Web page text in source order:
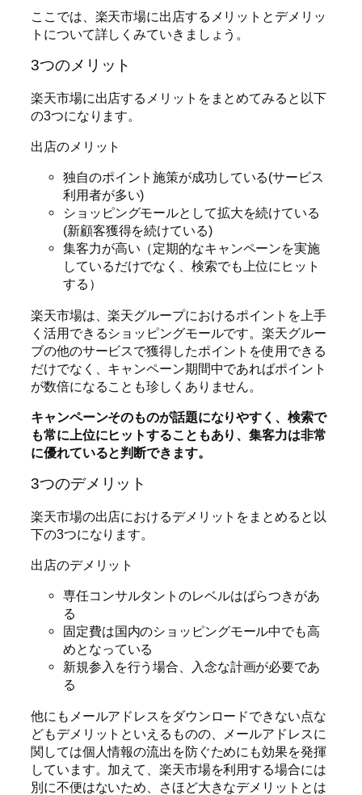
ここでは、楽天市場に出店するメリットとデメリッ
トについて詳しくみていきましょう。
3つのメリット
楽天市場に出店するメリットをまとめてみると以下
の3つになります。
出店のメリット
独自のポイント施策が成功している(サービス
利用者が多い)
ショッピングモールとして拡大を続けている
(新顧客獲得を続けている)
集客力が高い（定期的なキャンペーンを実施
しているだけでなく、検索でも上位にヒット
する）
楽天市場は、楽天グループにおけるポイントを上手
く活用できるショッピングモールです。楽天グルー
ブの他のサービスで獲得したポイントを使用できる
だけでなく、キャンペーン期間中であればポイント
が数倍になることも珍しくありません。
キャンペーンそのものが話題になりやすく、検索で
も常に上位にヒットすることもあり、集客力は非常
に優れていると判断できます。
3つのデメリット
楽天市場の出店におけるデメリットをまとめると以
下の3つになります。
出店のデメリット
専任コンサルタントのレベルはばらつきがあ
る
固定費は国内のショッピングモール中でも高
めとなっている
新規参入を行う場合、入念な計画が必要であ
る
他にもメールアドレスをダウンロードできない点な
どもデメリットといえるものの、メールアドレスに
関しては個人情報の流出を防ぐためにも効果を発揮
しています。加えて、楽天市場を利用する場合には
別に不便はないため、さほど大きなデメリットとは